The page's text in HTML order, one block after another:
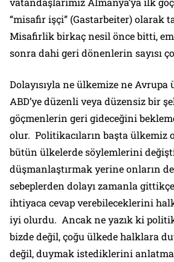
“misafir işçi” (Gastarbeiter) olarak
Misafirlik birkaç nesil önce bitti,
sonra dahi geri dönenlerin sayısı
Dolayısıyla ne ülkemize ne Avrupa
ABD’ye düzenli veya düzensiz bir
göçmenlerin geri gideceğini
olur. Politikacıların başta ülkemiz
bütün ülkelerde söylemlerini
düşmanlaştırmak yerine onların
sebeplerden dolayı zamanla
ihtiyaca cevap verebileceklerini
iyi olurdu. Ancak ne yazık ki
bizde değil, çoğu ülkede halklara
değil, duymak istediklerini